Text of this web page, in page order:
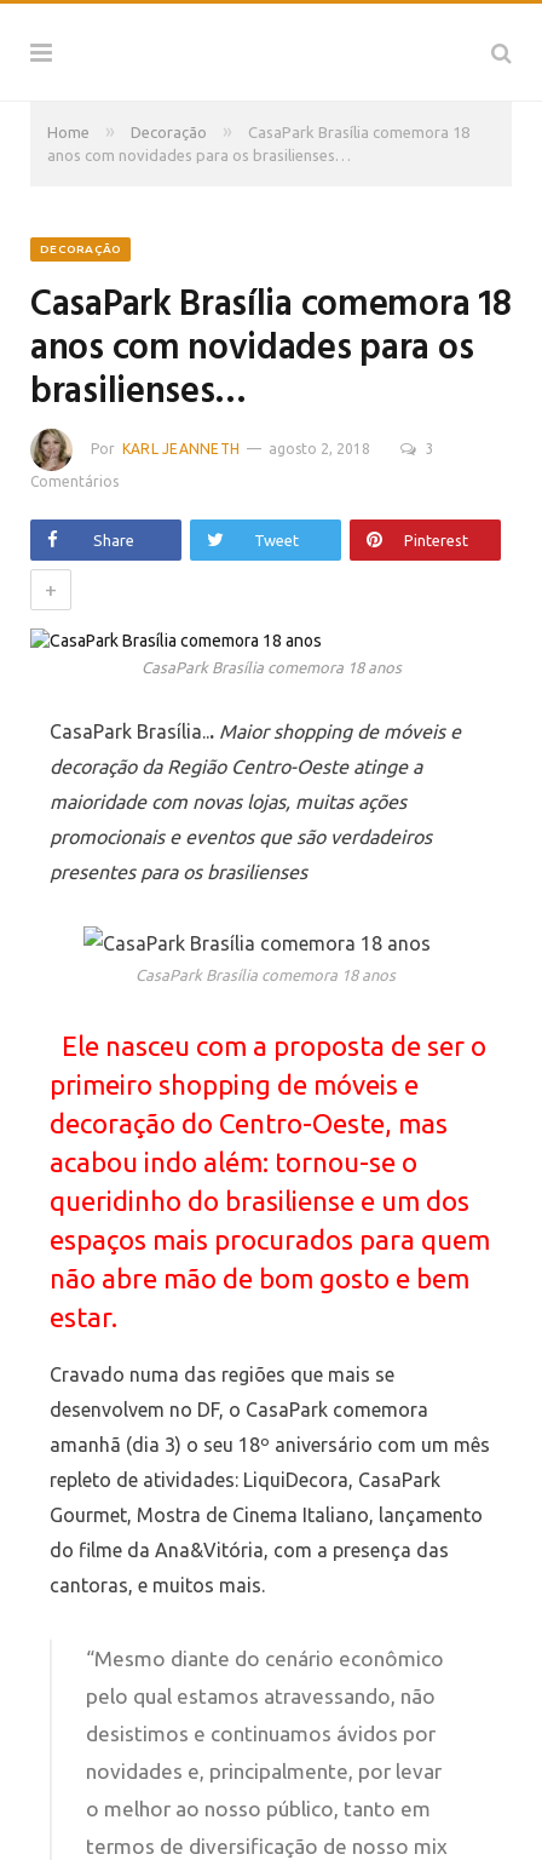
Home » Decoração »
CasaPark Brasília comemora 18
anos com novidades para os brasilienses…
DECORAÇÃO
CasaPark Brasília comemora 18
anos com novidades para os
brasilienses…
Por KARL JEANNETH agosto 2, 2018 3
Comentários
Share Tweet Pinterest
+
CasaPark Brasília comemora 18 anos
CasaPark Brasília... Maior shopping de móveis e
decoração da Região Centro-Oeste atinge a
maioridade com novas lojas, muitas ações
promocionais e eventos que são verdadeiros
presentes para os brasilienses
CasaPark Brasília comemora 18 anos
Ele nasceu com a proposta de ser o
primeiro shopping de móveis e
decoração do Centro-Oeste, mas
acabou indo além: tornou-se o
queridinho do brasiliense e um dos
espaços mais procurados para quem
não abre mão de bom gosto e bem
estar.
Cravado numa das regiões que mais se
desenvolvem no DF, o CasaPark comemora
amanhã (dia 3) o seu 18º aniversário com um mês
repleto de atividades: LiquiDecora, CasaPark
Gourmet, Mostra de Cinema Italiano, lançamento
do filme da Ana&Vitória, com a presença das
cantoras, e muitos mais.
“Mesmo diante do cenário econômico
pelo qual estamos atravessando, não
desistimos e continuamos ávidos por
novidades e, principalmente, por levar
o melhor ao nosso público, tanto em
termos de diversificação de nosso mix